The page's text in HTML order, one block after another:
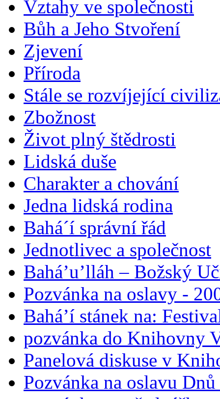
Vztahy ve společnosti
Bůh a Jeho Stvoření
Zjevení
Příroda
Stále se rozvíjející
Zbožnost
Život plný štědrosti
Lidská duše
Charakter a chování
Jedna lidská rodina
Bahá´í správní řád
Jednotlivec a společnost
Bahá’u’lláh – Božský
Pozvánka na oslavy -
Bahá’í stánek na:
pozvánka do Knihovny
Panelová diskuse v
Pozvánka na oslavu